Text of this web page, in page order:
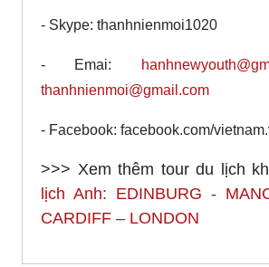
- Skype: thanhnienmoi1020
- Emai:
thanhnienmoi@gmail.com
- Facebook: facebook.com/
>>> Xem thêm tour du lịch
lịch Anh: EDINBURG -
CARDIFF – LONDON